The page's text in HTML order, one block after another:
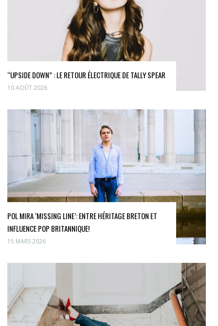
“UPSIDE DOWN” : LE RETOUR ÉLECTRIQUE DE TALLY SPEAR
10 AOÛT 2026
POL MIRA ‘MISSING LINE’: ENTRE HÉRITAGE BRETON ET
INFLUENCE POP BRITANNIQUE!
15 MARS 2026